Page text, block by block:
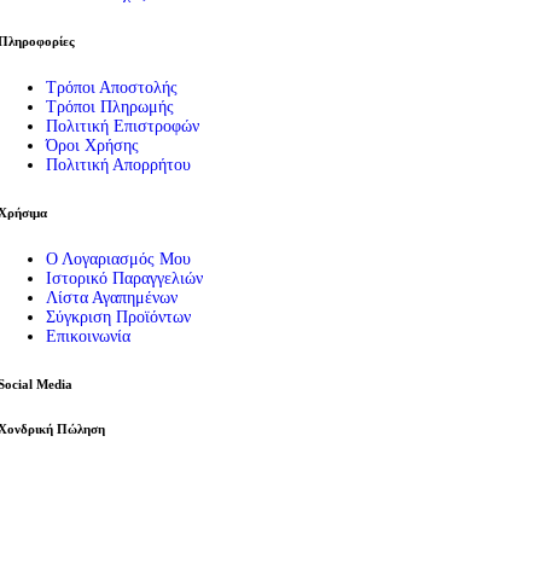
Τρόποι Αποστολής
Τρόποι Πληρωμής
Πολιτική Επιστροφών
Όροι Χρήσης
Πολιτική Απορρήτου
Ο Λογαριασμός Μου
Ιστορικό Παραγγελιών
Λίστα Αγαπημένων
Σύγκριση Προϊόντων
Επικοινωνία
Media
Πώληση